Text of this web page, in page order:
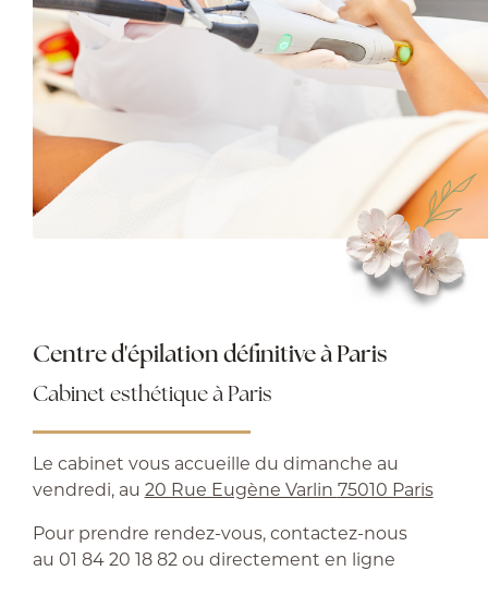
Centre d'épilation définitive à Paris
Cabinet esthétique à Paris
Le cabinet vous accueille du dimanche au
vendredi, au 20 Rue Eugène Varlin 75010 Paris
Pour prendre rendez-vous, contactez-nous
au 01 84 20 18 82 ou directement en ligne